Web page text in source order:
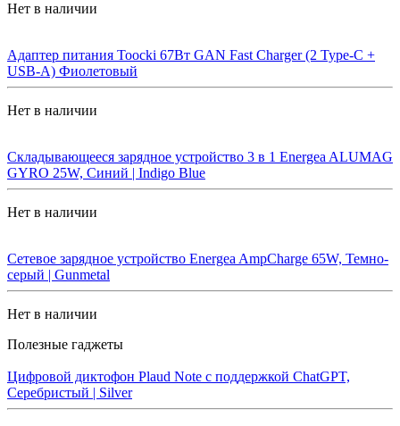
Нет в наличии
Адаптер питания Toocki 67Вт GAN Fast Charger (2 Type-C +
USB-A) Фиолетовый
Нет в наличии
Складывающееся зарядное устройство 3 в 1 Energea ALUMAG
GYRO 25W, Синий | Indigo Blue
Нет в наличии
Сетевое зарядное устройство Energea AmpCharge 65W, Темно-
серый | Gunmetal
Нет в наличии
Полезные гаджеты
Цифровой диктофон Plaud Note с поддержкой ChatGPT,
Серебристый | Silver